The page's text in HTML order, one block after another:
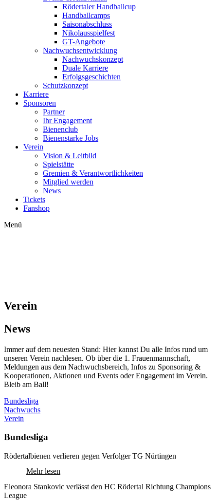
Rödertaler Handballcup
Handballcamps
Saisonabschluss
Nikolausspielfest
GT-Angebote
Nachwuchsentwicklung
Nachwuchskonzept
Duale Karriere
Erfolgsgeschichten
Schutzkonzept
Karriere
Sponsoren
Partner
Ihr Engagement
Bienenclub
Bienenstarke Jobs
Verein
Vision & Leitbild
Spielstätte
Gremien & Verantwortlichkeiten
Mitglied werden
News
Tickets
Fanshop
Menü
Verein
News
Immer auf dem neuesten Stand: Hier kannst Du alle Infos rund um
unseren Verein nachlesen. Ob über die 1. Frauenmannschaft,
Meldungen aus dem Nachwuchsbereich, Infos zu Sponsoring &
Kooperationen, Aktionen und Events oder Engagement im Verein.
Bleib am Ball!
Bundesliga
Nachwuchs
Verein
Bundesliga
Rödertalbienen verlieren gegen Verfolger TG Nürtingen
Mehr lesen
Eleonora Stankovic verlässt den HC Rödertal Richtung Champions
League